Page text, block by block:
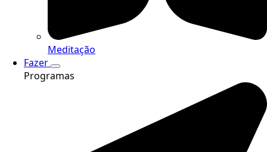
Meditação
Fazer
Programas